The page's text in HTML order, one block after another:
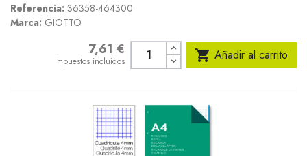
Referencia: 36358-464300
Marca: GIOTTO
7,61 €
Impuestos incluidos  Añadir al carrito